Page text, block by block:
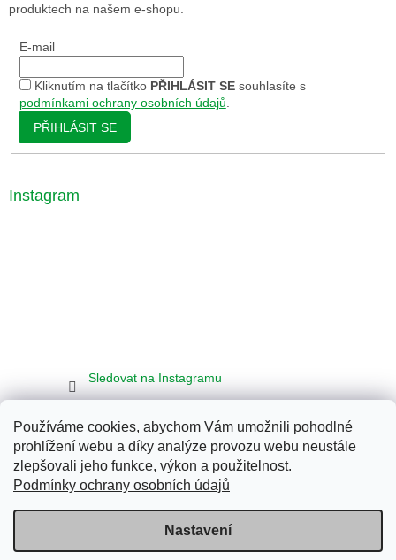
Používáme cookies, abychom Vám umožnili pohodlné
prohlížení webu a díky analýze provozu webu neustále
zlepšovali jeho funkce, výkon a použitelnost.
Podmínky ochrany osobních údajů
Nastavení
produktech na našem e-shopu.
E-mail
Kliknutím na tlačítko PŘIHLÁSIT SEsouhlasíte s
podmínkami ochrany osobních údajů.
PŘIHLÁSIT SE
Instagram
Sledovat na Instagramu
Seznam Google Bing